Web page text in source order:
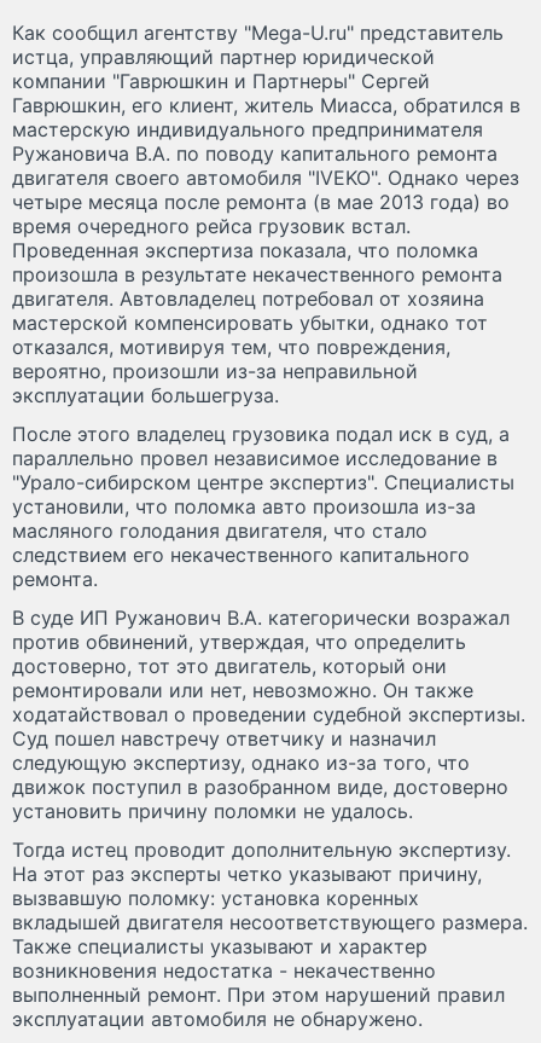
Как сообщил агентству "Mega-U.ru" представитель
истца, управляющий партнер юридической
компании "Гаврюшкин и Партнеры" Сергей
Гаврюшкин, его клиент, житель Миасса, обратился в
мастерскую индивидуального предпринимателя
Ружановича В.А. по поводу капитального ремонта
двигателя своего автомобиля "IVEKO". Однако через
четыре месяца после ремонта (в мае 2013 года) во
время очередного рейса грузовик встал.
Проведенная экспертиза показала, что поломка
произошла в результате некачественного ремонта
двигателя. Автовладелец потребовал от хозяина
мастерской компенсировать убытки, однако тот
отказался, мотивируя тем, что повреждения,
вероятно, произошли из-за неправильной
эксплуатации большегруза.
После этого владелец грузовика подал иск в суд, а
параллельно провел независимое исследование в
"Урало-сибирском центре экспертиз". Специалисты
установили, что поломка авто произошла из-за
масляного голодания двигателя, что стало
следствием его некачественного капитального
ремонта.
В суде ИП Ружанович В.А. категорически возражал
против обвинений, утверждая, что определить
достоверно, тот это двигатель, который они
ремонтировали или нет, невозможно. Он также
ходатайствовал о проведении судебной экспертизы.
Суд пошел навстречу ответчику и назначил
следующую экспертизу, однако из-за того, что
движок поступил в разобранном виде, достоверно
установить причину поломки не удалось.
Тогда истец проводит дополнительную экспертизу.
На этот раз эксперты четко указывают причину,
вызвавшую поломку: установка коренных
вкладышей двигателя несоответствующего размера.
Также специалисты указывают и характер
возникновения недостатка - некачественно
выполненный ремонт. При этом нарушений правил
эксплуатации автомобиля не обнаружено.